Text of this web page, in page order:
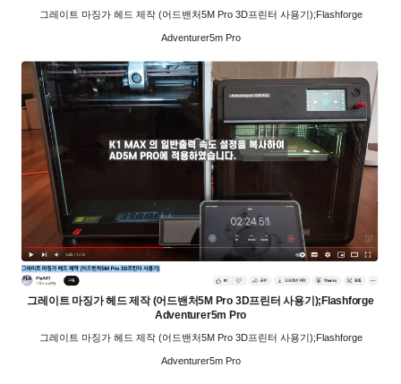
그레이트 마징가 헤드 제작 (어드밴처5M Pro 3D프린터 사용기);Flashforge
Adventurer5m Pro
그레이트 마징가 헤드 제작 (어드밴처5M Pro 3D프린터 사용기);Flashforge
Adventurer5m Pro
그레이트 마징가 헤드 제작 (어드밴처5M Pro 3D프린터 사용기);Flashforge
Adventurer5m Pro